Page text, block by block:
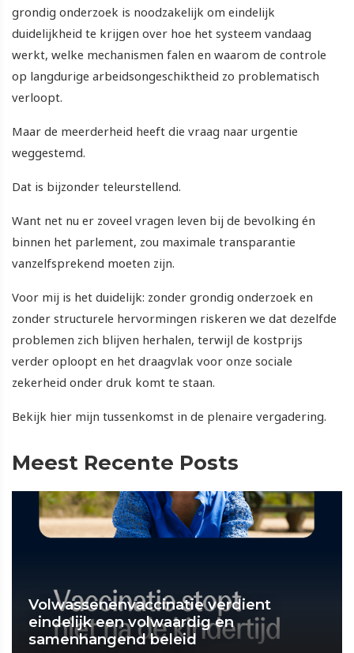
grondig onderzoek is noodzakelijk om eindelijk
duidelijkheid te krijgen over hoe het systeem vandaag
werkt, welke mechanismen falen en waarom de controle
op langdurige arbeidsongeschiktheid zo problematisch
verloopt.
Maar de meerderheid heeft die vraag naar urgentie
weggestemd.
Dat is bijzonder teleurstellend.
Want net nu er zoveel vragen leven bij de bevolking én
binnen het parlement, zou maximale transparantie
vanzelfsprekend moeten zijn.
Voor mij is het duidelijk: zonder grondig onderzoek en
zonder structurele hervormingen riskeren we dat dezelfde
problemen zich blijven herhalen, terwijl de kostprijs
verder oploopt en het draagvlak voor onze sociale
zekerheid onder druk komt te staan.
Bekijk hier mijn tussenkomst in de plenaire vergadering.
Meest Recente Posts
Volwassenenvaccinatie verdient
eindelijk een volwaardig en
samenhangend beleid